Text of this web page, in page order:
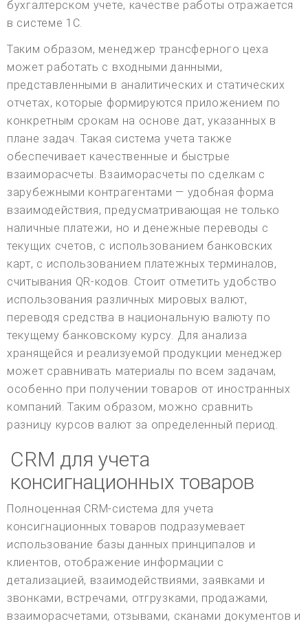
бухгалтерском учете, качестве работы отражается
в системе 1С.
Таким образом, менеджер трансферного цеха
может работать с входными данными,
представленными в аналитических и статических
отчетах, которые формируются приложением по
конкретным срокам на основе дат, указанных в
плане задач. Такая система учета также
обеспечивает качественные и быстрые
взаиморасчеты. Взаиморасчеты по сделкам с
зарубежными контрагентами — удобная форма
взаимодействия, предусматривающая не только
наличные платежи, но и денежные переводы с
текущих счетов, с использованием банковских
карт, с использованием платежных терминалов,
считывания QR-кодов. Стоит отметить удобство
использования различных мировых валют,
переводя средства в национальную валюту по
текущему банковскому курсу. Для анализа
хранящейся и реализуемой продукции менеджер
может сравнивать материалы по всем задачам,
особенно при получении товаров от иностранных
компаний. Таким образом, можно сравнить
разницу курсов валют за определенный период.
CRM для учета
консигнационных товаров
Полноценная CRM-система для учета
консигнационных товаров подразумевает
использование базы данных принципалов и
клиентов, отображение информации с
детализацией, взаимодействиями, заявками и
звонками, встречами, отгрузками, продажами,
взаиморасчетами, отзывами, сканами документов и